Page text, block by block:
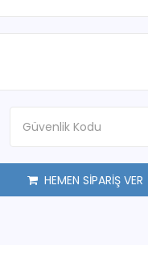
HEMEN SİPARİŞ VER